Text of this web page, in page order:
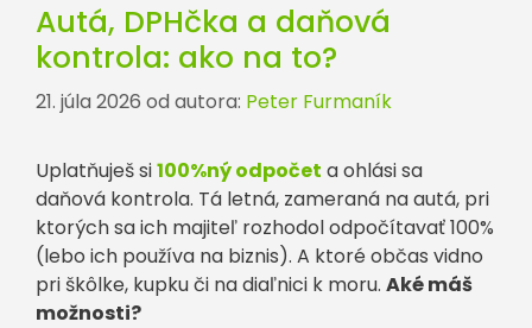
Autá, DPHčka a daňová
kontrola: ako na to?
21. júla 2026 od autora: Peter Furmaník
Uplatňuješ si100%ný odpočet a ohlási sa
daňová kontrola. Tá letná, zameraná na autá, pri
ktorých sa ich majiteľ rozhodol odpočítavať 100%
(lebo ich používa na biznis). A ktoré občas vidno
pri škôlke, kupku či na diaľnici k moru. Aké máš
možnosti?